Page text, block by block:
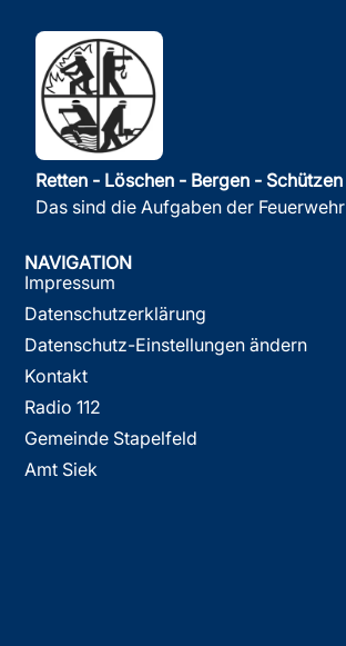
Retten - Löschen - Bergen - Schützen
Das sind die Aufgaben der Feuerwehr
NAVIGATION
Impressum
Datenschutzerklärung
Datenschutz-Einstellungen ändern
Kontakt
Radio 112
Gemeinde Stapelfeld
Amt Siek